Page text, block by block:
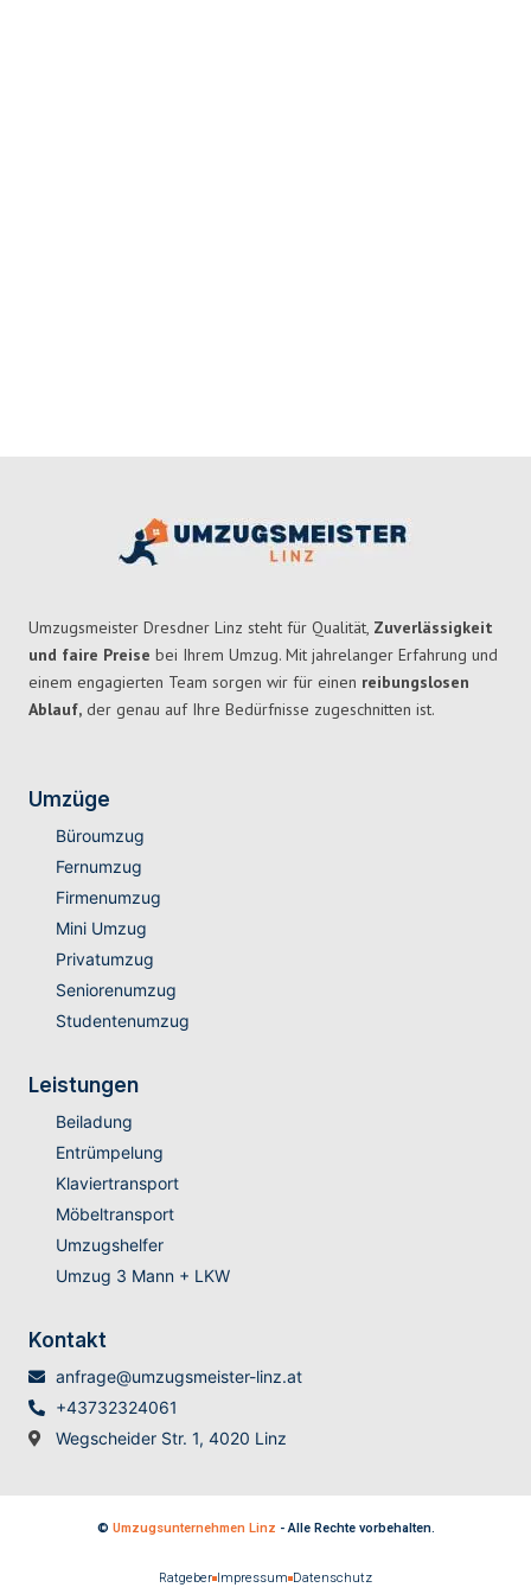
Umzugsmeister Dresdner Linz steht für Qualität, Zuverlässigkeit
und faire Preise bei Ihrem Umzug. Mit jahrelanger Erfahrung und
einem engagierten Team sorgen wir für einen reibungslosen
Ablauf, der genau auf Ihre Bedürfnisse zugeschnitten ist.
Umzüge
Büroumzug
Fernumzug
Firmenumzug
Mini Umzug
Privatumzug
Seniorenumzug
Studentenumzug
Leistungen
Beiladung
Entrümpelung
Klaviertransport
Möbeltransport
Umzugshelfer
Umzug 3 Mann + LKW
Kontakt
anfrage@umzugsmeister-linz.at
+43732324061
Wegscheider Str. 1, 4020 Linz
© Umzugsunternehmen Linz - Alle Rechte vorbehalten.
Ratgeber Impressum Datenschutz